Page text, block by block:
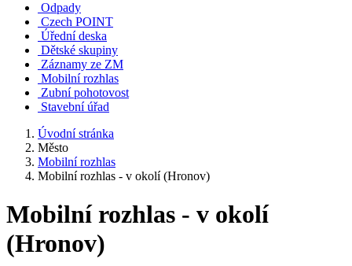
Odpady
Czech POINT
Úřední deska
Dětské skupiny
Záznamy ze ZM
Mobilní rozhlas
Zubní pohotovost
Stavební úřad
Úvodní stránka
Město
Mobilní rozhlas
Mobilní rozhlas - v okolí (Hronov)
Mobilní rozhlas - v okolí
(Hronov)